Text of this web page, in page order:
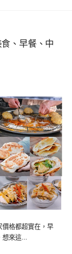
、早餐、中
格都超實在，早
想來這…